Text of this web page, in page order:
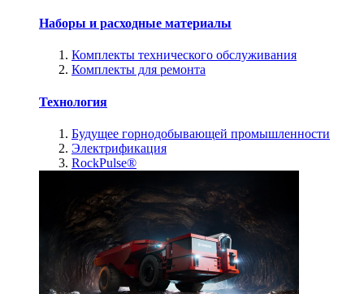
Наборы и расходные материалы
Комплекты технического обслуживания
Комплекты для ремонта
Технология
Будущее горнодобывающей промышленности
Электрификация
RockPulse®